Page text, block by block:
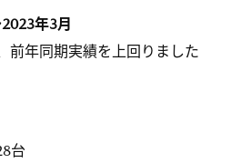
年3月
前年同期実績を上回りました
台